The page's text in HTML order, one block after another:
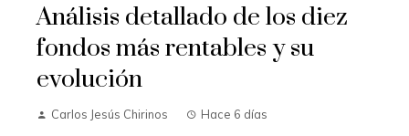
Análisis detallado de los diez
fondos más rentables y su
evolución
Carlos Jesús Chirinos Hace 6 días